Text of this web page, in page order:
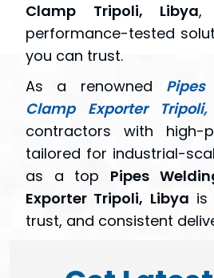
Clamp Tripoli, Libya,
performance-tested
you can trust.
As a renowned
Clamp Exporter
contractors with high-
tailored for industrial-
as a top Pipes
Exporter Tripoli, Libya is
trust, and consistent